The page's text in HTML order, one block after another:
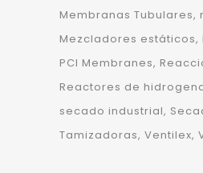
Membranas Tubulares
Mezcladores estáticos
PCI Membranes
Reactores de
secado industrial
Tamizadoras Ventilex